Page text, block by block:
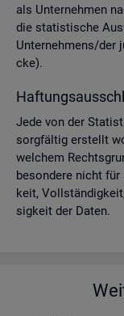
als Un­ter­neh­men
die sta­tis­ti­sche
Un­ter­neh­mens/der
cke).
Jede von der
sorg­fäl­tig er­stellt
wel­chem
be­son­de­re nicht
keit,
sig­keit der Daten.